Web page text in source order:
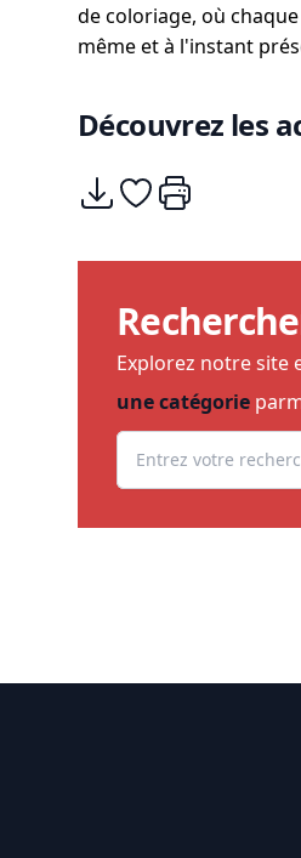
de coloriage, où
même et à l'instant
Découvrez les
Télécharger
Ajouter à mes
Imprimer
Explorez notre site
une catégorie